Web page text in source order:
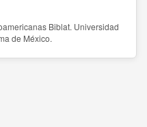
Biblat. Universidad
de México.